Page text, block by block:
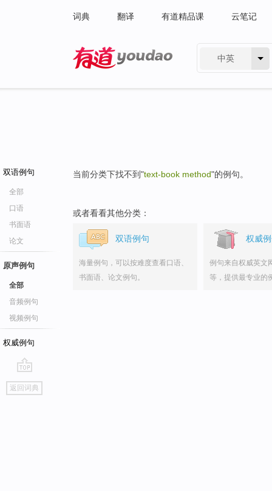
词典 翻译 有道精品课 云笔记
中英
双语例句
全部
口语
书面语
论文
原声例句
全部
音频例句
视频例句
权威例句
go
top
返回词典
当前分类下找不到"text-book method"的例句。
或者看看其他分类：
双语例句
海量例句，可以按难度查看口语、
书面语、论文例句。
权威
例句来自权威英文
等，提供最专业的